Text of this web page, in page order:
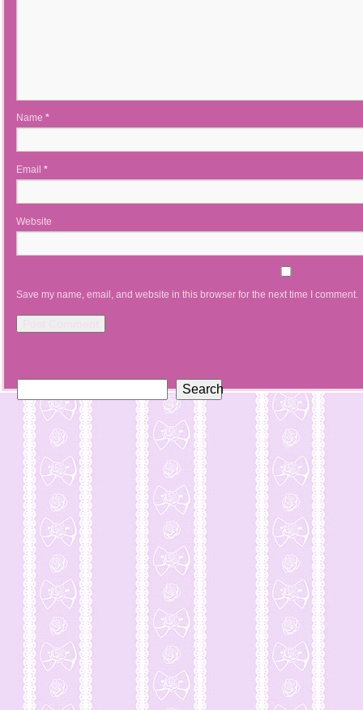
Name *
Email *
Website
Save my name, email, and website in this browser for the next time I comment.
Search